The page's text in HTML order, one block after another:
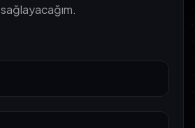
sağlayacağım.